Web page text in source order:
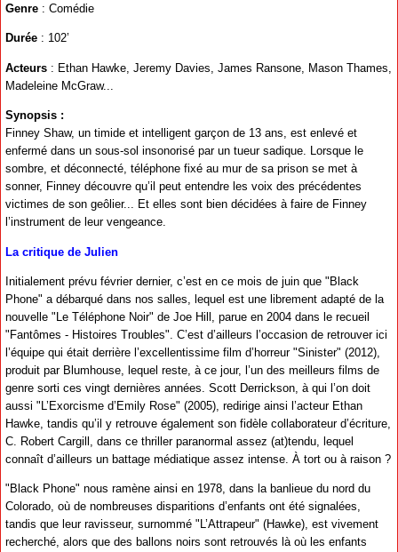
Genre : Comédie
Durée : 102’
Acteurs : Ethan Hawke, Jeremy Davies, James Ransone, Mason Thames,
Madeleine McGraw...
Synopsis :
Finney Shaw, un timide et intelligent garçon de 13 ans, est enlevé et
enfermé dans un sous-sol insonorisé par un tueur sadique. Lorsque le
sombre, et déconnecté, téléphone fixé au mur de sa prison se met à
sonner, Finney découvre qu’il peut entendre les voix des précédentes
victimes de son geôlier... Et elles sont bien décidées à faire de Finney
l’instrument de leur vengeance.
La critique de Julien
Initialement prévu février dernier, c’est en ce mois de juin que "Black
Phone" a débarqué dans nos salles, lequel est une librement adapté de la
nouvelle "Le Téléphone Noir" de Joe Hill, parue en 2004 dans le recueil
"Fantômes - Histoires Troubles". C’est d’ailleurs l’occasion de retrouver ici
l’équipe qui était derrière l’excellentissime film d’horreur "Sinister" (2012),
produit par Blumhouse, lequel reste, à ce jour, l’un des meilleurs films de
genre sorti ces vingt dernières années. Scott Derrickson, à qui l’on doit
aussi "L’Exorcisme d’Emily Rose" (2005), redirige ainsi l’acteur Ethan
Hawke, tandis qu’il y retrouve également son fidèle collaborateur d’écriture,
C. Robert Cargill, dans ce thriller paranormal assez (at)tendu, lequel
connaît d’ailleurs un battage médiatique assez intense. À tort ou à raison ?
"Black Phone" nous ramène ainsi en 1978, dans la banlieue du nord du
Colorado, où de nombreuses disparitions d’enfants ont été signalées,
tandis que leur ravisseur, surnommé "L’Attrapeur" (Hawke), est vivement
recherché, alors que des ballons noirs sont retrouvés là où les enfants